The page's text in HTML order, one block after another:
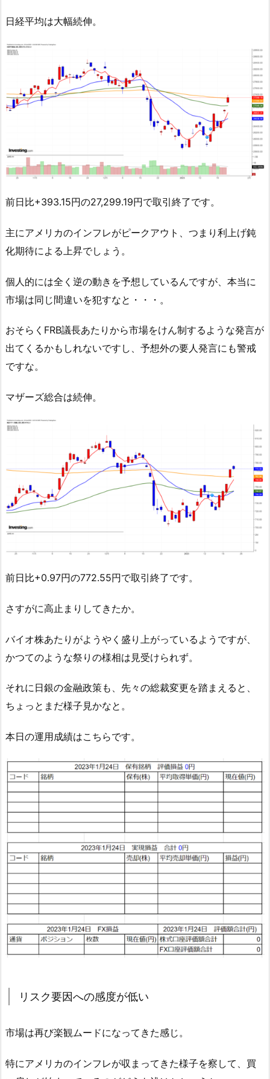
日経平均は大幅続伸。
前日比+393.15円の27,299.19円で取引終了です。
主にアメリカのインフレがピークアウト、つまり利上げ鈍
化期待による上昇でしょう。
個人的には全く逆の動きを予想しているんですが、本当に
市場は同じ間違いを犯すなと・・・。
おそらくFRB議長あたりから市場をけん制するような発言が
出てくるかもしれないですし、予想外の要人発言にも警戒
ですな。
マザーズ総合は続伸。
前日比+0.97円の772.55円で取引終了です。
さすがに高止まりしてきたか。
バイオ株あたりがようやく盛り上がっているようですが、
かつてのような祭りの様相は見受けられず。
それに日銀の金融政策も、先々の総裁変更を踏まえると、
ちょっとまだ様子見かなと。
本日の運用成績はこちらです。
リスク要因への感度が低い
市場は再び楽観ムードになってきた感じ。
特にアメリカのインフレが収まってきた様子を察して、買